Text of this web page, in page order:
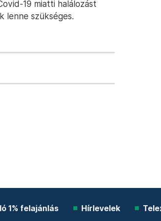
19 miatti halálozást
lenne szükséges.
1% felajánlás Hírlevelek